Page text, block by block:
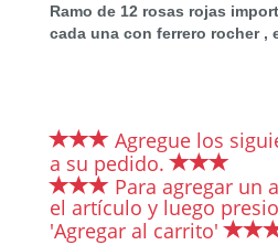
Ramo de 12 rosas rojas
cada una con ferrero rocher ,
Agregue los
a su pedido.
Para agregar un
el artículo y luego
'Agregar al carrito'